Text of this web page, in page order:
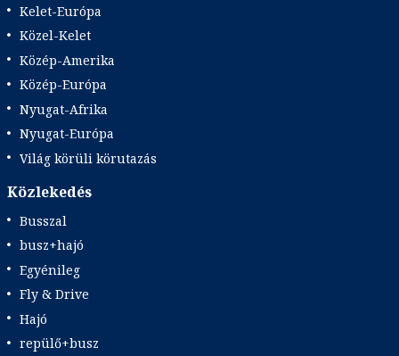
Kelet-Európa
Közel-Kelet
Közép-Amerika
Közép-Európa
Nyugat-Afrika
Nyugat-Európa
Világ körüli körutazás
Közlekedés
Busszal
busz+hajó
Egyénileg
Fly & Drive
Hajó
repülő+busz